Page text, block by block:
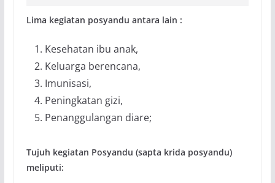
Lima kegiatan posyandu antara lain :
Kesehatan ibu anak,
Keluarga berencana,
Imunisasi,
Peningkatan gizi,
Penanggulangan diare;
Tujuh kegiatan Posyandu (sapta krida posyandu)
meliputi: